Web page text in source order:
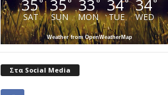
35°
SAT
35°
SUN
33°
MON
34°
TUE
34°
WED
Weather from OpenWeatherMap
Στα Social Media